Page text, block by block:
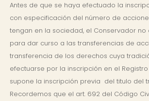
Antes de que se haya efectuado la
con especificación del número de
tengan en la sociedad, el Conservador no
para dar curso a las transferencias de
transferencia de los derechos cuya
efectuarse por la inscripción en el
supone la inscripción previa del titulo del
Recordemos que el art. 692 del Código